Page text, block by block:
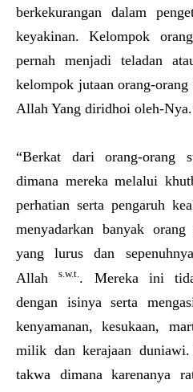
berkekurangan dalam
keyakinan. Kelompok
pernah menjadi teladan
kelompok jutaan orang-
Allah Yang diridhoi oleh-
“Berkat dari orang-orang
dimana mereka melalui
perhatian serta pengaruh
menyadarkan banyak
yang lurus dan
Allahs.w.t.. Mereka ini
dengan isinya serta
kenyamanan, kesukaan,
milik dan kerajaan
takwa dimana karenanya